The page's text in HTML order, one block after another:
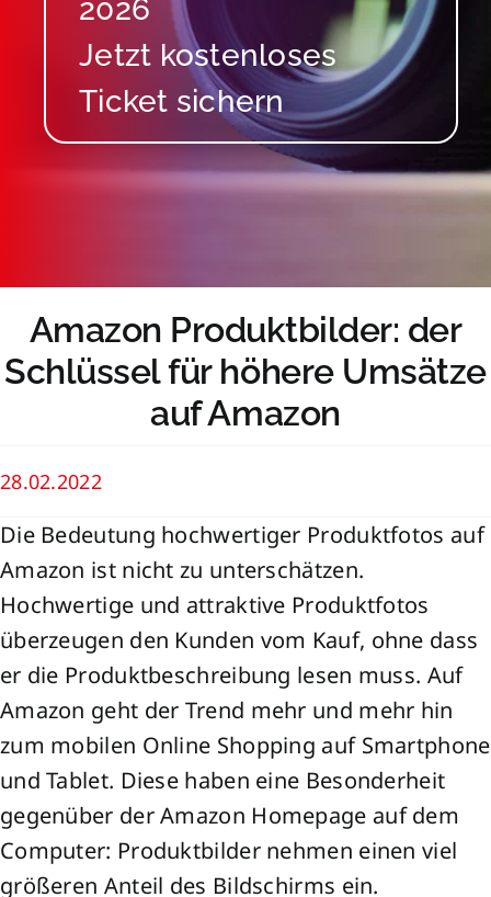
2026
Amazon Produktbilder: der
Schlüssel für höhere Umsätze
auf Amazon
28.02.2022
Die Bedeutung hochwertiger Produktfotos auf
Amazon ist nicht zu unterschätzen.
Hochwertige und attraktive Produktfotos
überzeugen den Kunden vom Kauf, ohne dass
er die Produktbeschreibung lesen muss. Auf
Amazon geht der Trend mehr und mehr hin
zum mobilen Online Shopping auf Smartphone
und Tablet. Diese haben eine Besonderheit
gegenüber der Amazon Homepage auf dem
Computer: Produktbilder nehmen einen viel
größeren Anteil des Bildschirms ein.